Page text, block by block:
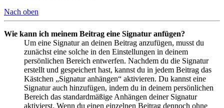
Nach oben
Wie kann ich meinem Beitrag eine Signatur anfügen?
Um eine Signatur an deinen Beitrag anzufügen, musst du
zunächst eine solche in den Einstellungen in deinem
persönlichen Bereich entwerfen. Nachdem du die Signatur
erstellt und gespeichert hast, kannst du in jedem Beitrag das
Kästchen „Signatur anhängen“ aktivieren. Du kannst eine
Signatur auch hinzufügen, indem du in deinem persönlichen
Bereich das standardmäßige Anhängen deiner Signatur
aktivierst. Wenn du einen einzelnen Beitrag dennoch ohne